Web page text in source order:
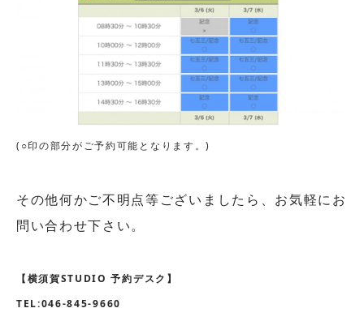
(○印の部分がご予約可能となります。)
その他何かご不明点等ございましたら、お気軽にお
問い合わせ下さい。
【横須賀STUDIO 予約デスク】
TEL:046-845-9660